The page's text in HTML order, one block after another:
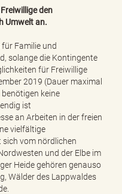
den
Umwelt an.
Familie und
solange die Kontingente
für Freiwillige
2019 (Dauer maximal
keine
ist
an Arbeiten in der freien
vielfältige
vom nördlichen
und der Elbe im
Heide gehören genauso
Wälder des Lappwaldes